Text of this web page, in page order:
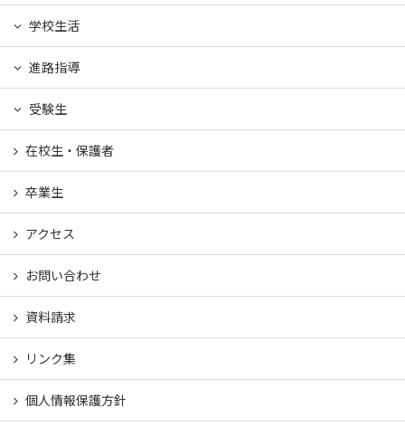
学校生活
進路指導
受験生
在校生・保護者
卒業生
アクセス
お問い合わせ
資料請求
リンク集
個人情報保護方針